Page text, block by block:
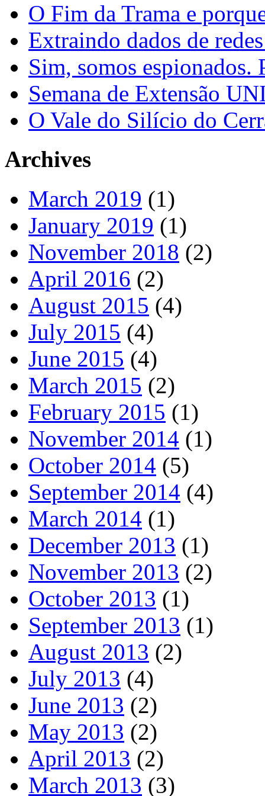
O Fim da Trama e
Extraindo dados de
Sim, somos espionados.
Semana de Extensão
O Vale do Silício do
Archives
March 2019 (1)
January 2019 (1)
November 2018 (2)
April 2016 (2)
August 2015 (4)
July 2015 (4)
June 2015 (4)
March 2015 (2)
February 2015 (1)
November 2014 (1)
October 2014 (5)
September 2014 (4)
March 2014 (1)
December 2013 (1)
November 2013 (2)
October 2013 (1)
September 2013 (1)
August 2013 (2)
July 2013 (4)
June 2013 (2)
May 2013 (2)
April 2013 (2)
March 2013 (3)